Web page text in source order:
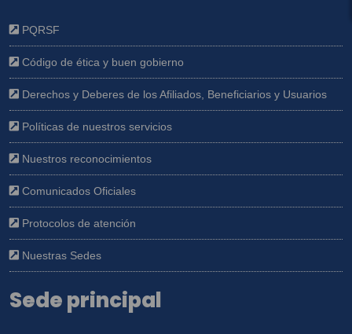
PQRSF
Código de ética y buen gobierno
Derechos y Deberes de los Afiliados, Beneficiarios y Usuarios
Políticas de nuestros servicios
Nuestros reconocimientos
Comunicados Oficiales
Protocolos de atención
Nuestras Sedes
Sede principal